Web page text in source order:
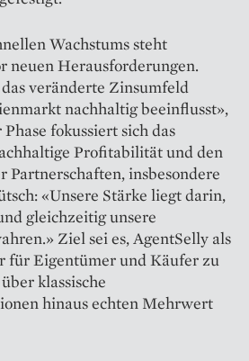
Wachstums steht
neuen Herausforderungen.
veränderte Zinsumfeld
nachhaltig beeinflusst»,
fokussiert sich das
Profitabilität und den
Partnerschaften, insbesondere
«Unsere Stärke liegt darin,
gleichzeitig unsere
Ziel sei es, AgentSelly als
für Eigentümer und Käufer zu
klassische
hinaus echten Mehrwert